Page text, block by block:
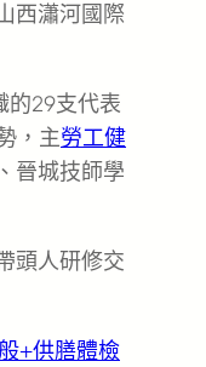
西瀟河國際
的29支代表
，主勞工健
晉城技師學
頭人研修交
+供膳體檢